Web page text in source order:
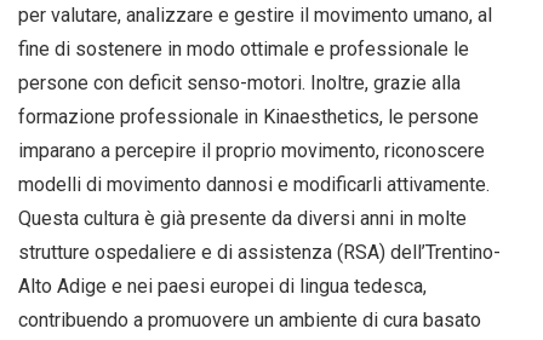
per valutare, analizzare e gestire il movimento umano, al
fine di sostenere in modo ottimale e professionale le
persone con deficit senso-motori. Inoltre, grazie alla
formazione professionale in Kinaesthetics, le persone
imparano a percepire il proprio movimento, riconoscere
modelli di movimento dannosi e modificarli attivamente.
Questa cultura è già presente da diversi anni in molte
strutture ospedaliere e di assistenza (RSA) dell’Trentino-
Alto Adige e nei paesi europei di lingua tedesca,
contribuendo a promuovere un ambiente di cura basato